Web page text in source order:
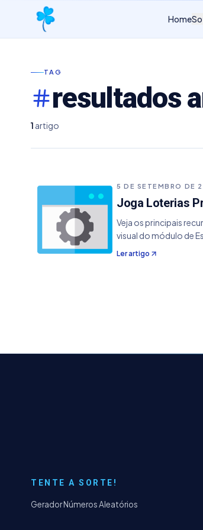
Home
TAG
resultados
1 artigo
5 DE SETEMBRO DE
Joga Loterias
Veja os principais
visual do módulo de
Ler artigo
TENTE A SORTE!
Gerador Números Aleatórios